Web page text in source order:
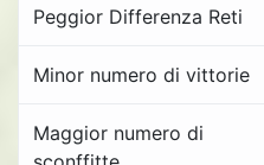
Peggior Differenza Reti
Minor numero di vittorie
Maggior numero di